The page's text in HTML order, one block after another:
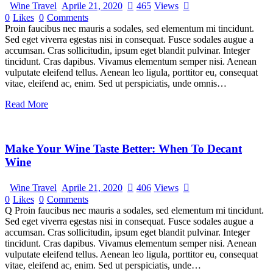
Wine Travel Aprile 21, 2020 465 Views
0 Likes 0 Comments
Proin faucibus nec mauris a sodales, sed elementum mi tincidunt.
Sed eget viverra egestas nisi in consequat. Fusce sodales augue a
accumsan. Cras sollicitudin, ipsum eget blandit pulvinar. Integer
tincidunt. Cras dapibus. Vivamus elementum semper nisi. Aenean
vulputate eleifend tellus. Aenean leo ligula, porttitor eu, consequat
vitae, eleifend ac, enim. Sed ut perspiciatis, unde omnis…
Read More
Make Your Wine Taste Better: When To Decant
Wine
Wine Travel Aprile 21, 2020 406 Views
0 Likes 0 Comments
Q Proin faucibus nec mauris a sodales, sed elementum mi tincidunt.
Sed eget viverra egestas nisi in consequat. Fusce sodales augue a
accumsan. Cras sollicitudin, ipsum eget blandit pulvinar. Integer
tincidunt. Cras dapibus. Vivamus elementum semper nisi. Aenean
vulputate eleifend tellus. Aenean leo ligula, porttitor eu, consequat
vitae, eleifend ac, enim. Sed ut perspiciatis, unde…